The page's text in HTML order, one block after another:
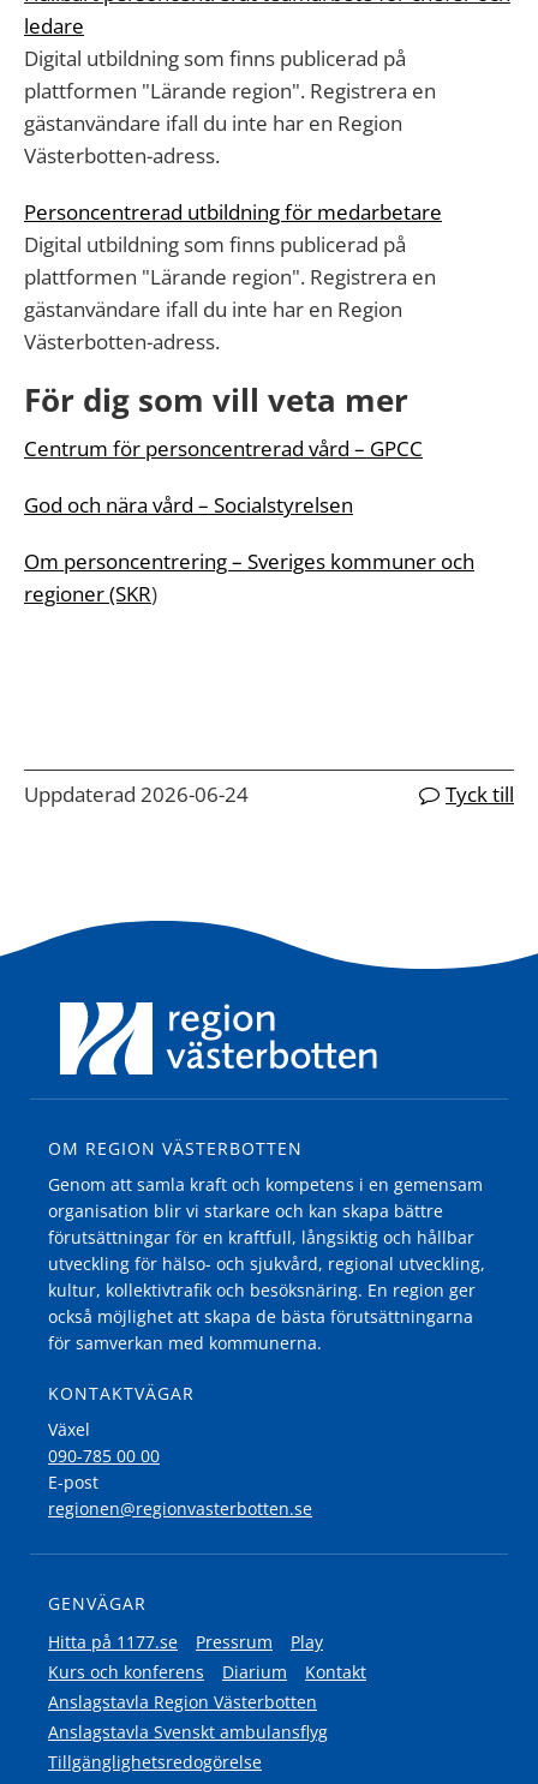
ledare
Digital utbildning som finns publicerad på
plattformen "Lärande region". Registrera en
gästanvändare ifall du inte har en Region
Västerbotten-adress.
Personcentrerad utbildning för medarbetare
Digital utbildning som finns publicerad på
plattformen "Lärande region". Registrera en
gästanvändare ifall du inte har en Region
Västerbotten-adress.
För dig som vill veta mer
Centrum för personcentrerad vård – GPCC
God och nära vård – Socialstyrelsen
Om personcentrering – Sveriges kommuner och
regioner (SKR)
Uppdaterad 2026-06-24 Tyck till
OM REGION VÄSTERBOTTEN
Genom att samla kraft och kompetens i en gemensam
organisation blir vi starkare och kan skapa bättre
förutsättningar för en kraftfull, långsiktig och hållbar
utveckling för hälso- och sjukvård, regional utveckling,
kultur, kollektivtrafik och besöksnäring. En region ger
också möjlighet att skapa de bästa förutsättningarna
för samverkan med kommunerna.
KONTAKTVÄGAR
Växel
090-785 00 00
E-post
regionen@regionvasterbotten.se
GENVÄGAR
Hitta på 1177.se
Pressrum
Play
Kurs och konferens
Diarium
Kontakt
Anslagstavla Region Västerbotten
Anslagstavla Svenskt ambulansflyg
Tillgänglighetsredogörelse